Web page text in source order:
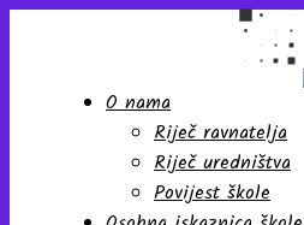
O nama
Riječ ravnatelja
Riječ uredništva
Povijest škole